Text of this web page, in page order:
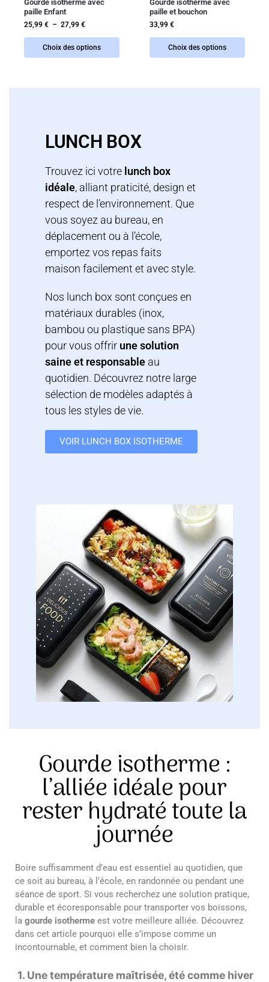
Gourde isotherme avec
paille Enfant
25,99 € – 27,99 €
Choix des options
Gourde isotherme avec
paille et bouchon
33,99 €
Choix des options
LUNCH BOX
Trouvez ici votre lunch box
idéale, alliant praticité, design et
respect de l’environnement. Que
vous soyez au bureau, en
déplacement ou à l’école,
emportez vos repas faits
maison facilement et avec style.
Nos lunch box sont conçues en
matériaux durables (inox,
bambou ou plastique sans BPA)
pour vous offrir une solution
saine et responsable au
quotidien. Découvrez notre large
sélection de modèles adaptés à
tous les styles de vie.
VOIR LUNCH BOX ISOTHERME
Gourde isotherme :
l’alliée idéale pour
rester hydraté toute la
journée
Boire suffisamment d’eau est essentiel au quotidien, que
ce soit au bureau, à l’école, en randonnée ou pendant une
séance de sport. Si vous recherchez une solution pratique,
durable et écoresponsable pour transporter vos boissons,
la gourde isotherme est votre meilleure alliée. Découvrez
dans cet article pourquoi elle s’impose comme un
incontournable, et comment bien la choisir.
1. Une température maîtrisée, été comme hiver